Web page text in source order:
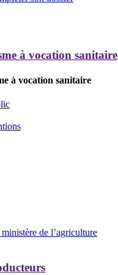
à vocation sanitaire
à vocation sanitaire
de l’agriculture